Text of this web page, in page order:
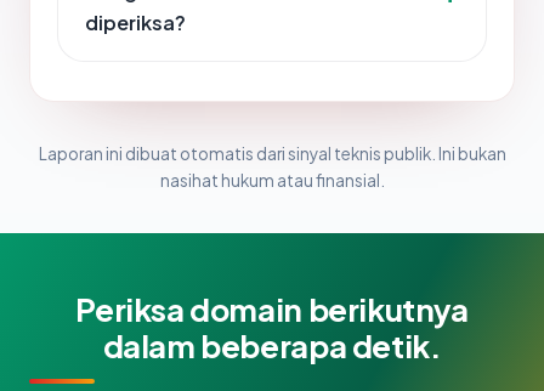
diperiksa?
Laporan ini dibuat otomatis dari sinyal teknis publik. Ini bukan
nasihat hukum atau finansial.
Periksa domain berikutnya
dalam beberapa detik.